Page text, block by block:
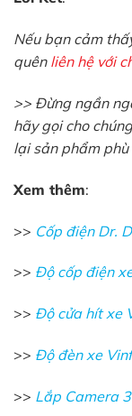
Nếu bạn cảm
quên liên hệ với
>> Đừng ngần
hãy gọi cho
lại sản phẩm
Xem thêm:
>> Cốp điện Dr.
>> Độ cốp điện
>> Độ cửa hít xe
>> Độ đèn xe
>> Lắp Camera